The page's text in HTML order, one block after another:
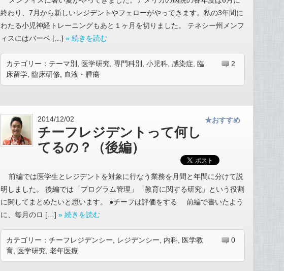
終わり、7月から新しいレジデントやフェローがやってきます。私の3年間に
わたる小児神経トレーニングもあと１ヶ月を切りました。 テネシー州メンフ
ィスにはバーベ […] » 続きを読む
カテゴリー： テーマ別 医学研究 専門科別 小児科 感染症 臨
床留学 臨床研修 血液・腫瘍
2
2014/12/02
チーフレジデントって何し
てるの？（後編）
★おすすめ
前編では医学生とレジデントを対象に行なう業務を月間と年間に分けて説
明しました。 後編では「プログラム管理」「教育に関する研究」という役割
に関してまとめたいと思います。 ●チーフは評価をする 前編で書いたよう
に、毎月のロ […] » 続きを読む
カテゴリー： チーフレジデンシー レジデンシー 内科
医学教
育
医学研究 老年医療
0